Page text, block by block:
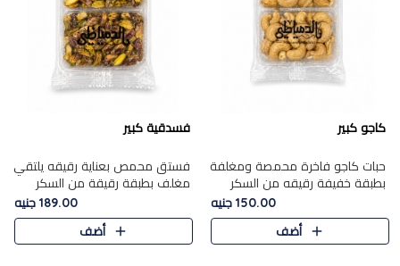
كاجو كبير
حبات كاجو فاخرة محمصة ومغلفة
بطبقة خفيفة رقيقه من السكر
المكرمل، تجمع بين توازن النعومة
زبدية غنية فاخرة والقرمشة
المرضية في حلوى شرقية بطاب..
150.00 جنيه
أضف
فسدقية كبير
فستق محمص بعناية رقيقه يلتقي
مغلف بطبقة رقيقة من السكر
المكرمل، ليقدم مذاقًا فاخرًا حلوي
شرقية فاخرة ونكهة غنية ناتي تميز
كل قطعة و قوام هش
189.00 جنيه
أضف